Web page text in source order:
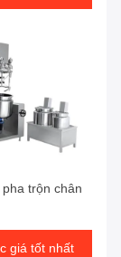
trộn chân
giá tốt nhất